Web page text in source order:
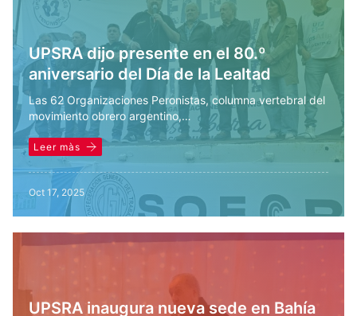
UPSRA dijo presente en el 80.º
aniversario del Día de la Lealtad
Las 62 Organizaciones Peronistas, columna vertebral del
movimiento obrero argentino,…
Leer màs
Oct 17, 2025
UPSRA inaugura nueva sede en Bahía